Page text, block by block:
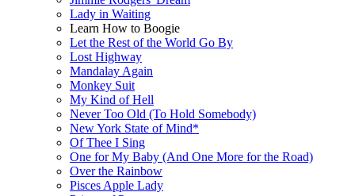
Lady in Waiting
Learn How to Boogie
Let the Rest of the World Go By
Lost Highway
Mandalay Again
Monkey Suit
My Kind of Hell
Never Too Old (To Hold Somebody)
New York State of Mind*
Of Thee I Sing
One for My Baby (And One More for the Road)
Over the Rainbow
Pisces Apple Lady